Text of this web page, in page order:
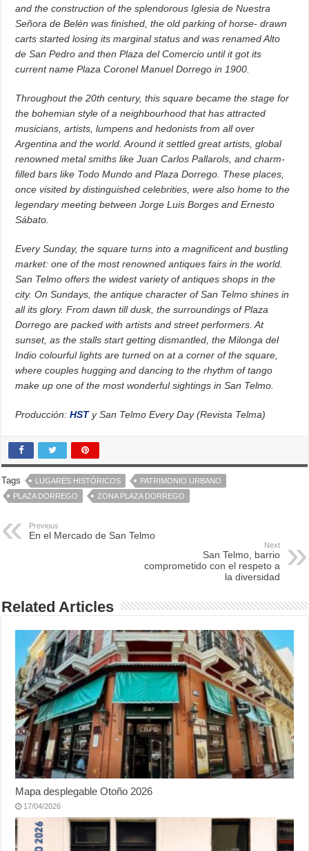
and the construction of the splendorous Iglesia de Nuestra
Señora de Belén was finished, the old parking of horse- drawn
carts started losing its marginal status and was renamed Alto
de San Pedro and then Plaza del Comercio until it got its
current name Plaza Coronel Manuel Dorrego in 1900.
Throughout the 20th century, this square became the stage for
the bohemian style of a neighbourhood that has attracted
musicians, artists, lumpens and hedonists from all over
Argentina and the world. Around it settled great artists, global
renowned metal smiths like Juan Carlos Pallarols, and charm-
filled bars like Todo Mundo and Plaza Dorrego. These places,
once visited by distinguished celebrities, were also home to the
legendary meeting between Jorge Luis Borges and Ernesto
Sábato.
Every Sunday, the square turns into a magnificent and bustling
market: one of the most renowned antiques fairs in the world.
San Telmo offers the widest variety of antiques shops in the
city. On Sundays, the antique character of San Telmo shines in
all its glory. From dawn till dusk, the surroundings of Plaza
Dorrego are packed with artists and street performers. At
sunset, as the stalls start getting dismantled, the Milonga del
Indio colourful lights are turned on at a corner of the square,
where couples hugging and dancing to the rhythm of tango
make up one of the most wonderful sightings in San Telmo.
Producción:HSTy San Telmo Every Day (Revista Telma)
Tags LUGARES HISTÓRICOS
PATRIMONIO URBANO
PLAZA DORREGO
ZONA PLAZA DORREGO
Previous
En el Mercado de San Telmo
Next
San Telmo, barrio
comprometido con el respeto a
la diversidad
Related Articles
Mapa desplegable Otoño 2026
17/04/2026